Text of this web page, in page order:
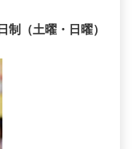
（土曜・日曜）